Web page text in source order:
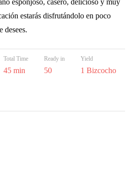
estarás disfrutándolo en poco
desees.
Total Time
45 min
Ready in
50
Yield
1 Bizcocho